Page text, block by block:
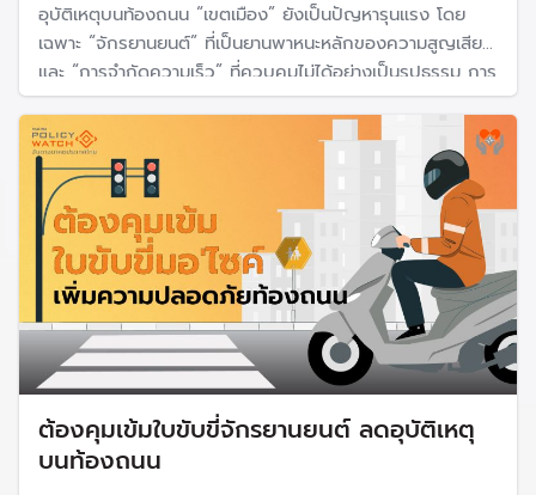
อุบัติเหตุบนท้องถนน “เขตเมือง” ยังเป็นปัญหารุนแรง โดย
เฉพาะ “จักรยานยนต์” ที่เป็นยานพาหนะหลักของความสูญเสีย
และ “การจำกัดความเร็ว” ที่ควบคุมไม่ได้อย่างเป็นรูปธรรม การ
พัฒนา “รถ-คน-ถนน-โครงสร้าง” ให้รองรับ หนุนเสริมการมี
กลไกส่วนร่วม และกระจายอำนาจลงสู่ท้องถิ่น คือทางออกที่จะ
ยกระดับความปลอดภัยถนนเมือง
ต้องคุมเข้มใบขับขี่จักรยานยนต์ ลดอุบัติเหตุ
บนท้องถนน